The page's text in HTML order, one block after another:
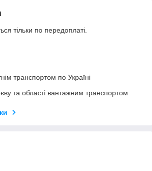
тільки по передоплаті.
транспортом по Україні
та області вантажним транспортом